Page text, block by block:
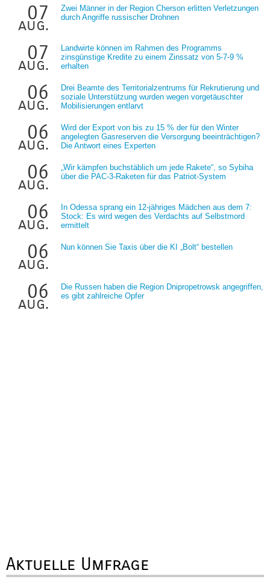
07
aug.
Zwei Männer in der Region Cherson erlitten Verletzungen
durch Angriffe russischer Drohnen
07
aug.
Landwirte können im Rahmen des Programms
zinsgünstige Kredite zu einem Zinssatz von 5-7-9 %
erhalten
06
aug.
Drei Beamte des Territorialzentrums für Rekrutierung und
soziale Unterstützung wurden wegen vorgetäuschter
Mobilisierungen entlarvt
06
aug.
Wird der Export von bis zu 15 % der für den Winter
angelegten Gasreserven die Versorgung beeinträchtigen?
Die Antwort eines Experten
06
aug.
„Wir kämpfen buchstäblich um jede Rakete“, so Sybiha
über die PAC-3-Raketen für das Patriot-System
06
aug.
In Odessa sprang ein 12-jähriges Mädchen aus dem 7:
Stock: Es wird wegen des Verdachts auf Selbstmord
ermittelt
06
aug.
Nun können Sie Taxis über die KI „Bolt“ bestellen
06
aug.
Die Russen haben die Region Dnipropetrowsk angegriffen,
es gibt zahlreiche Opfer
Aktuelle Umfrage